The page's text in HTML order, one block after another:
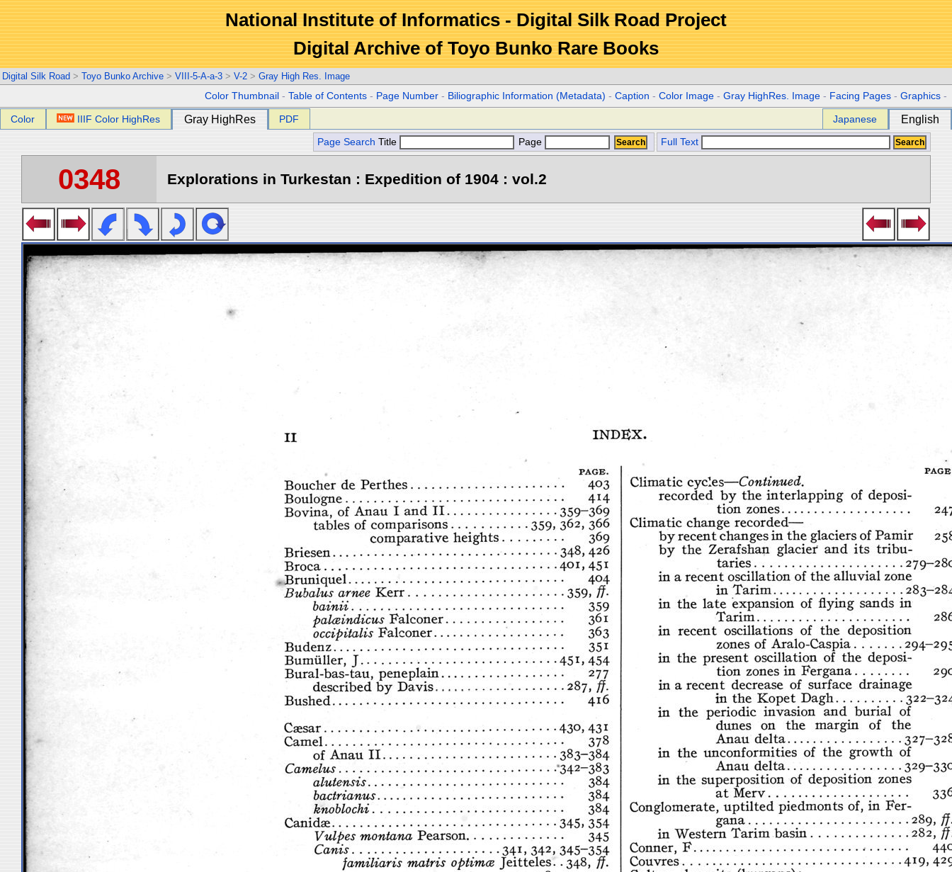
National Institute of Informatics - Digital Silk Road Project
Digital Archive of Toyo Bunko Rare Books
Digital Silk Road > Toyo Bunko Archive > VIII-5-A-a-3 > V-2 > Gray High Res. Image
Color Thumbnail -Table of Contents - Page Number - Biliographic Information (Metadata) -Caption -Color Image -Gray HighRes. Image - Facing Pages -Graphics -
Color IIIF Color HighRes Gray HighRes PDF Japanese English
Page Search Title Page Full Text
0348 Explorations in Turkestan : Expedition of 1904 : vol.2